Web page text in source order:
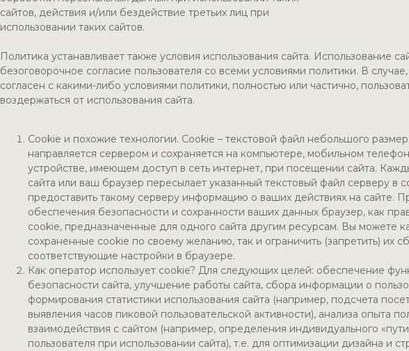
сайтов, действия и/или бездействие третьих лиц при
использовании таких сайтов.
Политика устанавливает также условия использования сайта. Использование
безоговорочное согласие пользователя со всеми условиями политики. В
согласен с какими-либо условиями политики, полностью или частично,
воздержаться от использования сайта.
Cookie и похожие технологии. Cookie – текстовой файл небольшого
направляется сервером и сохраняется на компьютере, мобильном
устройстве, имеющем доступ в сеть интернет, при посещении сайта.
сайта или ваш браузер пересылает указанный текстовый файл серверу в
предоставить такому серверу информацию о ваших действиях на сайте.
обеспечения безопасности и сохранности ваших данных браузер, как
cookie, предназначенные для одного сайта другим ресурсам. Вы можете
сохраненные cookie по своему желанию, так и ограничить (запретить) их
соответствующие настройки в браузере.
Как оператор использует cookie? Для следующих целей: обеспечение
безопасности сайта, улучшение работы сайта, сбора информации о
формирования статистики использования сайта (например, подсчета
выявления часов пиковой пользовательской активности), анализа опыта
взаимодействия с сайтом (например, определения индивидуального
пользователя при использовании сайта), т.е. для оптимизации дизайна и